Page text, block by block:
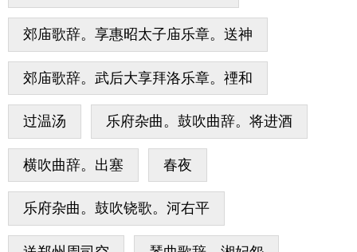
郊庙歌辞。享惠昭太子庙乐章。送神
郊庙歌辞。武后大享拜洛乐章。禋和
过温汤 乐府杂曲。鼓吹曲辞。将进酒
横吹曲辞。出塞 春夜
乐府杂曲。鼓吹铙歌。河右平